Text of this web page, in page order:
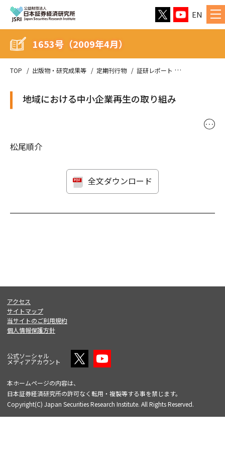
EN
TOP 出版物・研究成果等 定期刊行物 証研レポート
1653号（2009年4月）
地域における中小企業再生の取り組み
･･･
松尾順介
全文ダウンロード
アクセス
サイトマップ
当サイトのご利用規約
個人情報保護方針
公式ソーシャル
メディアアカウント
本ホームページの内容は、
日本証券経済研究所の許可なく転用・複製等する事を禁じます。
Copyright(C) Japan Securities Research Institute. All Rights Reserved.